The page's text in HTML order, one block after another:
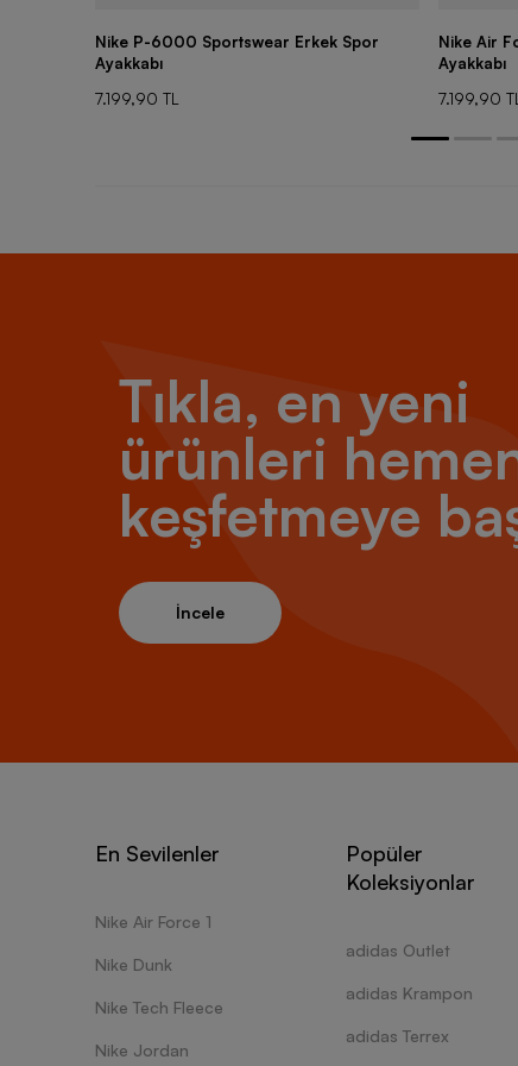
Nike P-6000 Sportswear Erkek Spor
Ayakkabı
7.199,90 TL
Nike Air
Ayakkabı
7.199,90 TL
Tıkla, en yeni
ürünleri
keşfetmeye
İncele
En Sevilenler
Nike Air Force 1
Nike Dunk
Nike Tech Fleece
Nike Jordan
Popüler
Koleksiyonlar
adidas Outlet
adidas Krampon
adidas Terrex